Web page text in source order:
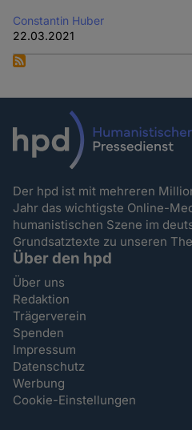
Constantin Huber
22.03.2021
Der hpd ist mit mehreren
Jahr das wichtigste Online-
humanistischen Szene im
Grundsatztexte zu unseren
Über den hpd
Über uns
Redaktion
Trägerverein
Spenden
Impressum
Datenschutz
Werbung
Cookie-Einstellungen